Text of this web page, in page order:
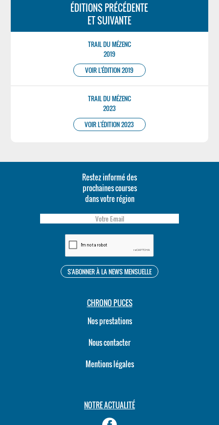
ÉDITIONS PRÉCÉDENTE
ET SUIVANTE
TRAIL DU MÉZENC
2019
VOIR L'ÉDITION 2019
TRAIL DU MÉZENC
2023
VOIR L'ÉDITION 2023
Restez informé des
prochaines courses
dans votre région
CHRONO PUCES
Nos prestations
Nous contacter
Mentions légales
NOTRE ACTUALITÉ